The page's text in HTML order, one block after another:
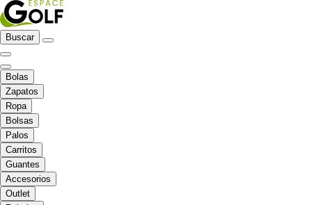
Buscar
Bolas
Zapatos
Ropa
Bolsas
Palos
Carritos
Guantes
Accesorios
Outlet